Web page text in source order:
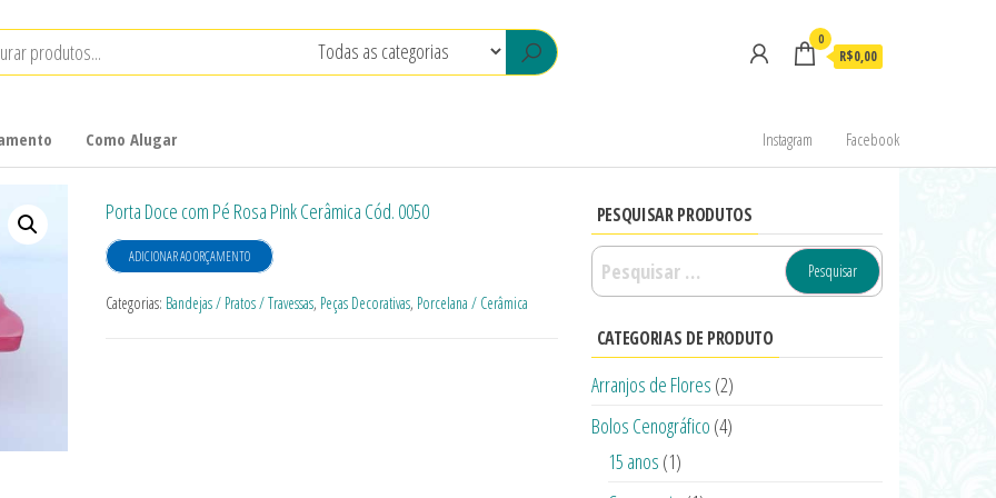
0
R$0,00
Como Alugar Instagram Facebook
Porta Doce com Pé Rosa Pink Cerâmica Cód. 0050
ADICIONAR AO ORÇAMENTO
Categorias: Bandejas / Pratos / Travessas, Peças Decorativas, Porcelana / Cerâmica
PESQUISAR PRODUTOS
CATEGORIAS DE PRODUTO
Arranjos de Flores (2)
Bolos Cenográfico (4)
15 anos (1)